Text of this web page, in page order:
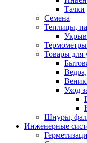
Тачки
Семена
Теплицы,
Термометры
Товары для
Уход
Шнуры,
Инженерные